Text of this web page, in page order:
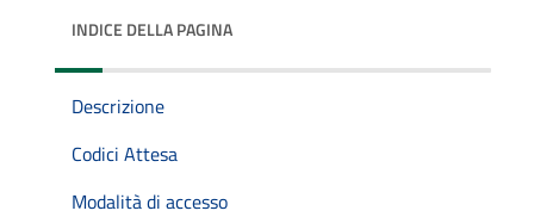
INDICE DELLA PAGINA
Descrizione
Codici Attesa
Modalità di accesso